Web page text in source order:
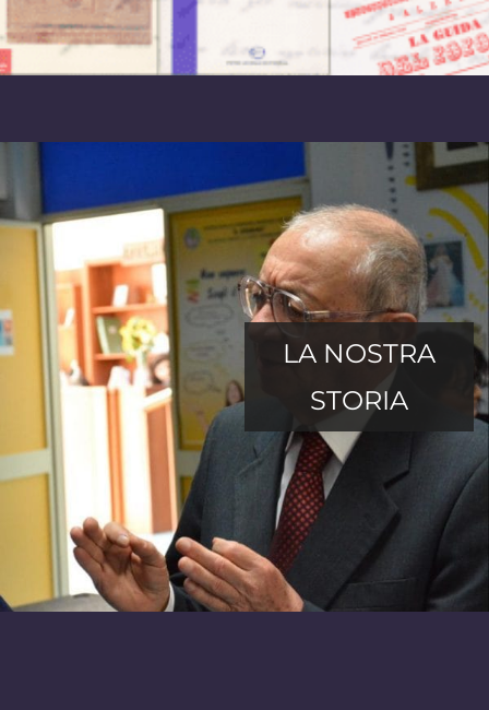
LA NOSTRA
STORIA